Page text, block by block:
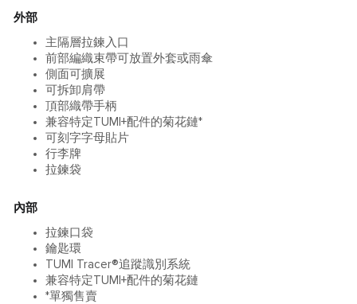
外部
主隔層拉鍊入口
前部編織束帶可放置外套或雨傘
側面可擴展
可拆卸肩帶
頂部織帶手柄
兼容特定TUMI+配件的菊花鏈*
可刻字字母貼片
行李牌
拉鍊袋
內部
拉鍊口袋
鑰匙環
TUMI Tracer®追蹤識別系統
兼容特定TUMI+配件的菊花鏈
*單獨售賣